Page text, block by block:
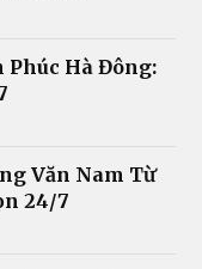
Phúc Hà Đông:
Văn Nam Từ
24/7